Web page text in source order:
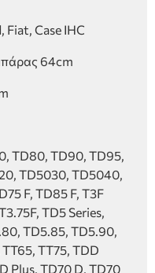
Case IHC
64cm
TD80, TD90, TD95,
TD5030, TD5040,
F, TD85 F, T3F
TD5 Series,
TD5.85, TD5.90,
TT75, TDD
Plus, TD70 D, TD70